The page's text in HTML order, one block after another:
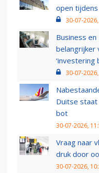
open
30-07-
Business
belangrijker
‘investering
30-07-
Duitse staat
bot
30-07-2026,
Vraag naar
druk door
30-07-2026,